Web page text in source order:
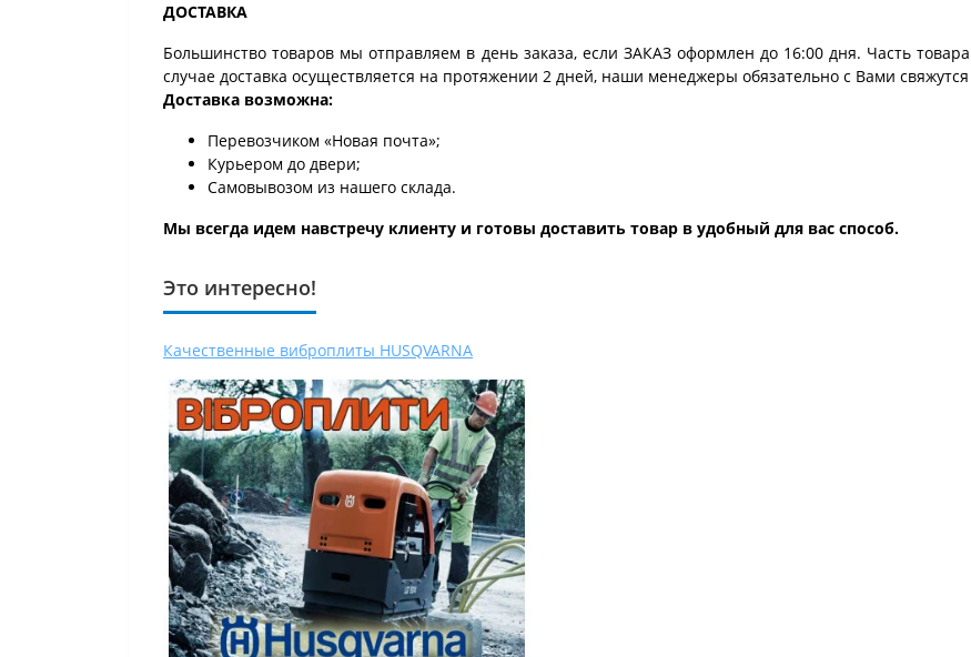
ДОСТАВКА
Большинство товаров мы отправляем в день заказа, если ЗАКАЗ оформлен до 16:00 дня. Часть
случае доставка осуществляется на протяжении 2 дней, наши менеджеры обязательно с Вами
Доставка возможна:
Перевозчиком «Новая почта»;
Курьером до двери;
Самовывозом из нашего склада.
Мы всегда идем навстречу клиенту и готовы доставить товар в удобный для вас способ.
Это интересно!
Качественные виброплиты HUSQVARNA